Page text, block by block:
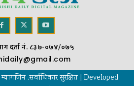
दर्ता नं. ८३७-०७४/०७५
.सर्वाधिकार सुरक्षित | Developed